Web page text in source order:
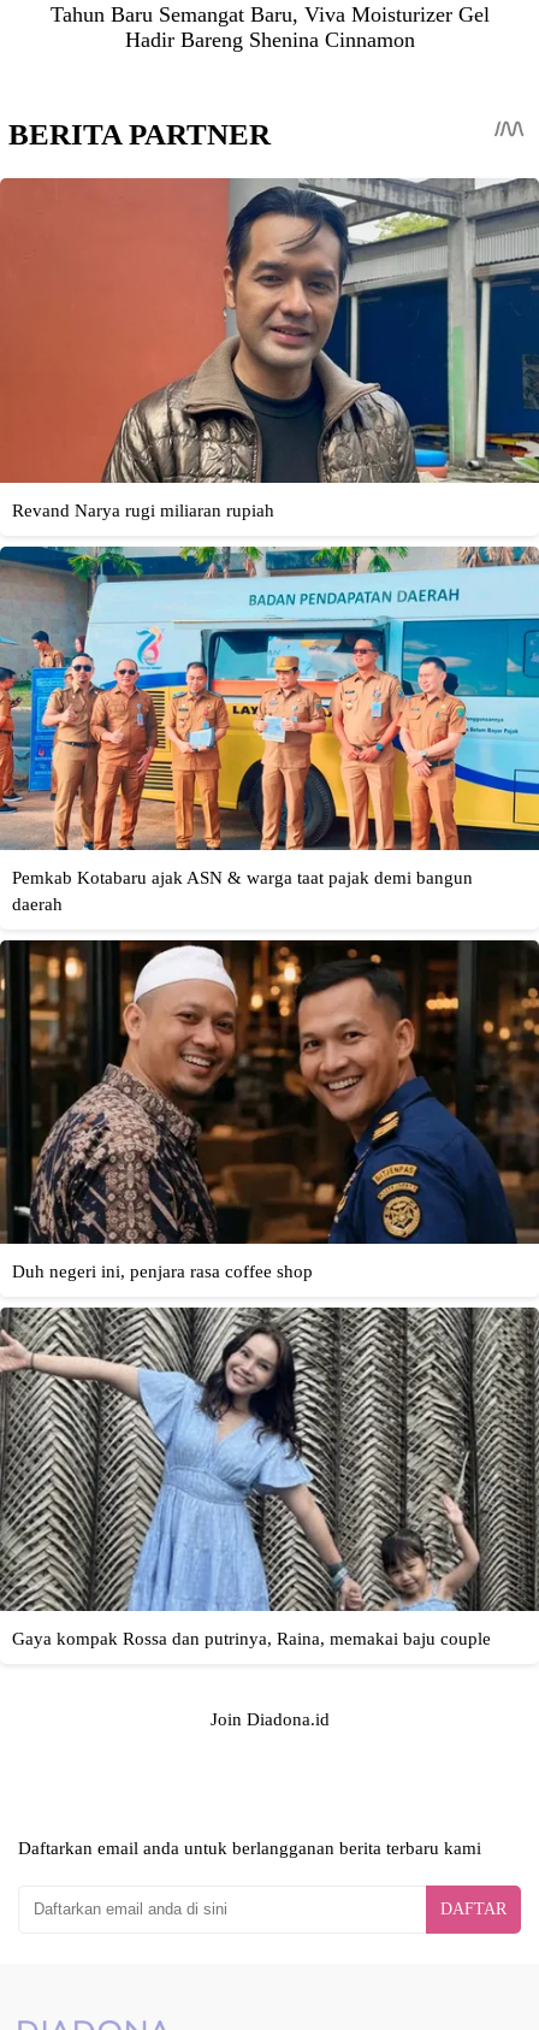
Tahun Baru Semangat Baru, Viva Moisturizer Gel
Hadir Bareng Shenina Cinnamon
Join Diadona.id
Daftarkan email anda untuk berlangganan berita terbaru kami
DAFTAR